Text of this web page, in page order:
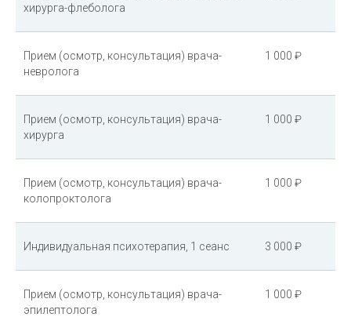
хирурга-флеболога
Прием (осмотр, консультация) врача-
невролога
1 000 ₽
Прием (осмотр, консультация) врача-
хирурга
1 000 ₽
Прием (осмотр, консультация) врача-
колопроктолога
1 000 ₽
Индивидуальная психотерапия, 1 сеанс 3 000 ₽
Прием (осмотр, консультация) врача-
эпилептолога
1 000 ₽